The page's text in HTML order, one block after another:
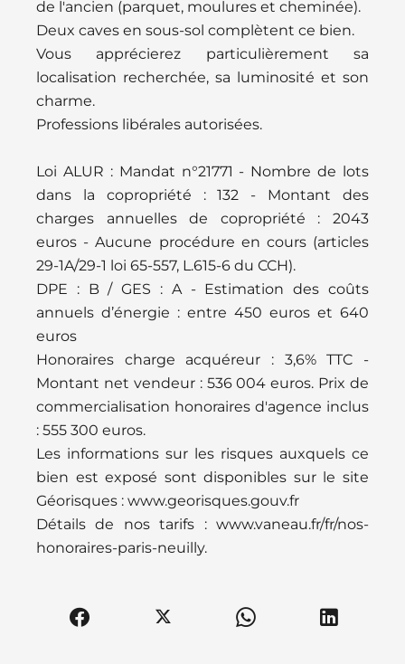
de l'ancien (parquet, moulures et cheminée).
Deux caves en sous-sol complètent ce bien.
Vous apprécierez particulièrement sa
localisation recherchée, sa luminosité et son
charme.
Professions libérales autorisées.
Loi ALUR : Mandat n°21771 - Nombre de lots
dans la copropriété : 132 - Montant des
charges annuelles de copropriété : 2043
euros - Aucune procédure en cours (articles
29-1A/29-1 loi 65-557, L.615-6 du CCH).
DPE : B / GES : A - Estimation des coûts
annuels d’énergie : entre 450 euros et 640
euros
Honoraires charge acquéreur : 3,6% TTC -
Montant net vendeur : 536 004 euros. Prix de
commercialisation honoraires d'agence inclus
: 555 300 euros.
Les informations sur les risques auxquels ce
bien est exposé sont disponibles sur le site
Géorisques : www.georisques.gouv.fr
Détails de nos tarifs : www.vaneau.fr/fr/nos-
honoraires-paris-neuilly.